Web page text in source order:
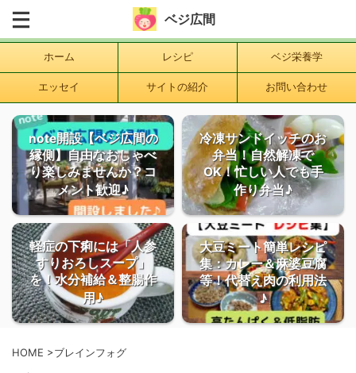
ベジ広間
ホーム レシピ ベジ栄養学
エッセイ サイトの紹介 お問い合わせ
note開設【ベジ広間の
縁側】自由なおしゃべ
り楽しみませんか？コ
メント歓迎♪
冷凍サンドイッチのお
弁当！自然解凍で
OK！忙しい人でも手
作り弁当♪
軽症の下痢には「人参
すりおろしスープ」
を！水分補給＆整腸作
用♪
大豆ミート簡単レシピ
集：カレー＆麻婆豆腐
等！代替え肉の利用法
♪
HOME >ブレインフォグ